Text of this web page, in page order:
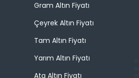
Gram Altın Fiyatı
Çeyrek Altın Fiyatı
Tam Altın Fiyatı
Yarım Altın Fiyatı
Ata Altın Fiyatı